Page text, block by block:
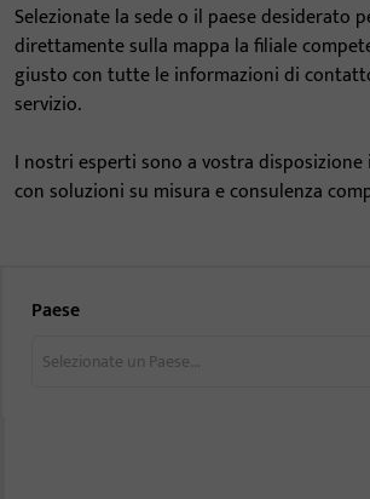
Selezionate la sede o il paese desiderato
direttamente sulla mappa la filiale
giusto con tutte le informazioni di
servizio.
I nostri esperti sono a vostra
con soluzioni su misura e consulenza
Paese
Selezionate un Paese...